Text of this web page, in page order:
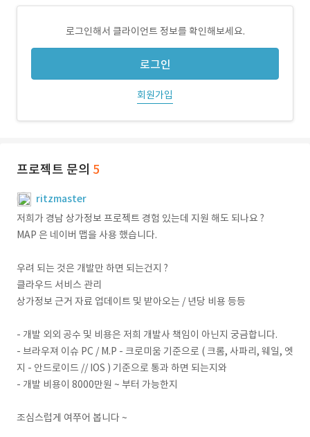
로그인해서 클라이언트 정보를 확인해보세요.
로그인
회원가입
프로젝트 문의 5
ritzmaster
저희가 경남 상가정보 프로젝트 경험 있는데 지원 해도 되나요 ?
MAP 은 네이버 맵을 사용 했습니다.
우려 되는 것은 개발만 하면 되는건지 ?
클라우드 서비스 관리
상가정보 근거 자료 업데이트 및 받아오는 / 년당 비용 등등
- 개발 외외 공수 및 비용은 저희 개발사 책임이 아닌지 궁금합니다.
- 브라우져 이슈 PC / M.P - 크로미움 기준으로 ( 크롬, 사파리, 웨일, 엣
지 - 안드로이드 // IOS ) 기준으로 통과 하면 되는지와
- 개발 비용이 8000만원 ~ 부터 가능한지
조심스럽게 여쭈어 봅니다 ~